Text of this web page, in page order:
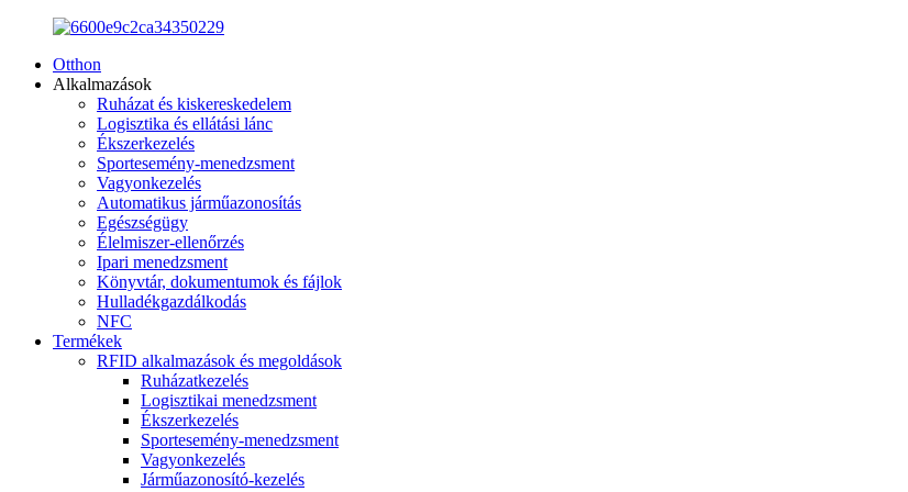
Otthon
Alkalmazások
Ruházat és kiskereskedelem
Logisztika és ellátási lánc
Ékszerkezelés
Sportesemény-menedzsment
Vagyonkezelés
Automatikus járműazonosítás
Egészségügy
Élelmiszer-ellenőrzés
Ipari menedzsment
Könyvtár, dokumentumok és fájlok
Hulladékgazdálkodás
NFC
Termékek
RFID alkalmazások és megoldások
Ruházatkezelés
Logisztikai menedzsment
Ékszerkezelés
Sportesemény-menedzsment
Vagyonkezelés
Járműazonosító-kezelés